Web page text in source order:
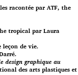
racontée par ATF, the
tropical par Laura
de vie.
design graphique au
des arts plastiques et